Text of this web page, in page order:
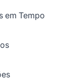
em Tempo